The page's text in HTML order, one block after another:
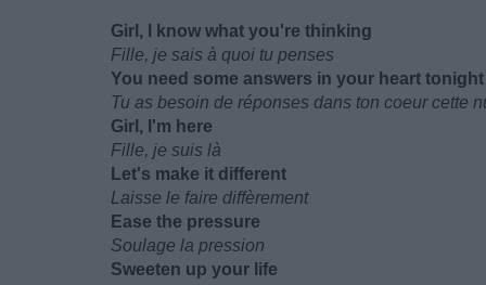
Girl, I know what you're thinking
Fille, je sais à quoi tu penses
You need some answers in your heart tonight
Tu as besoin de réponses dans ton coeur cette
Girl, I'm here
Fille, je suis là
Let's make it different
Laisse le faire diffèrement
Ease the pressure
Soulage la pression
Sweeten up your life